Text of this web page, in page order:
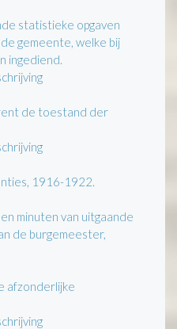
statistieke opgaven
gemeente, welke bij
ingediend.
de toestand der
1916-1922.
minuten van uitgaande
de burgemeester,
afzonderlijke